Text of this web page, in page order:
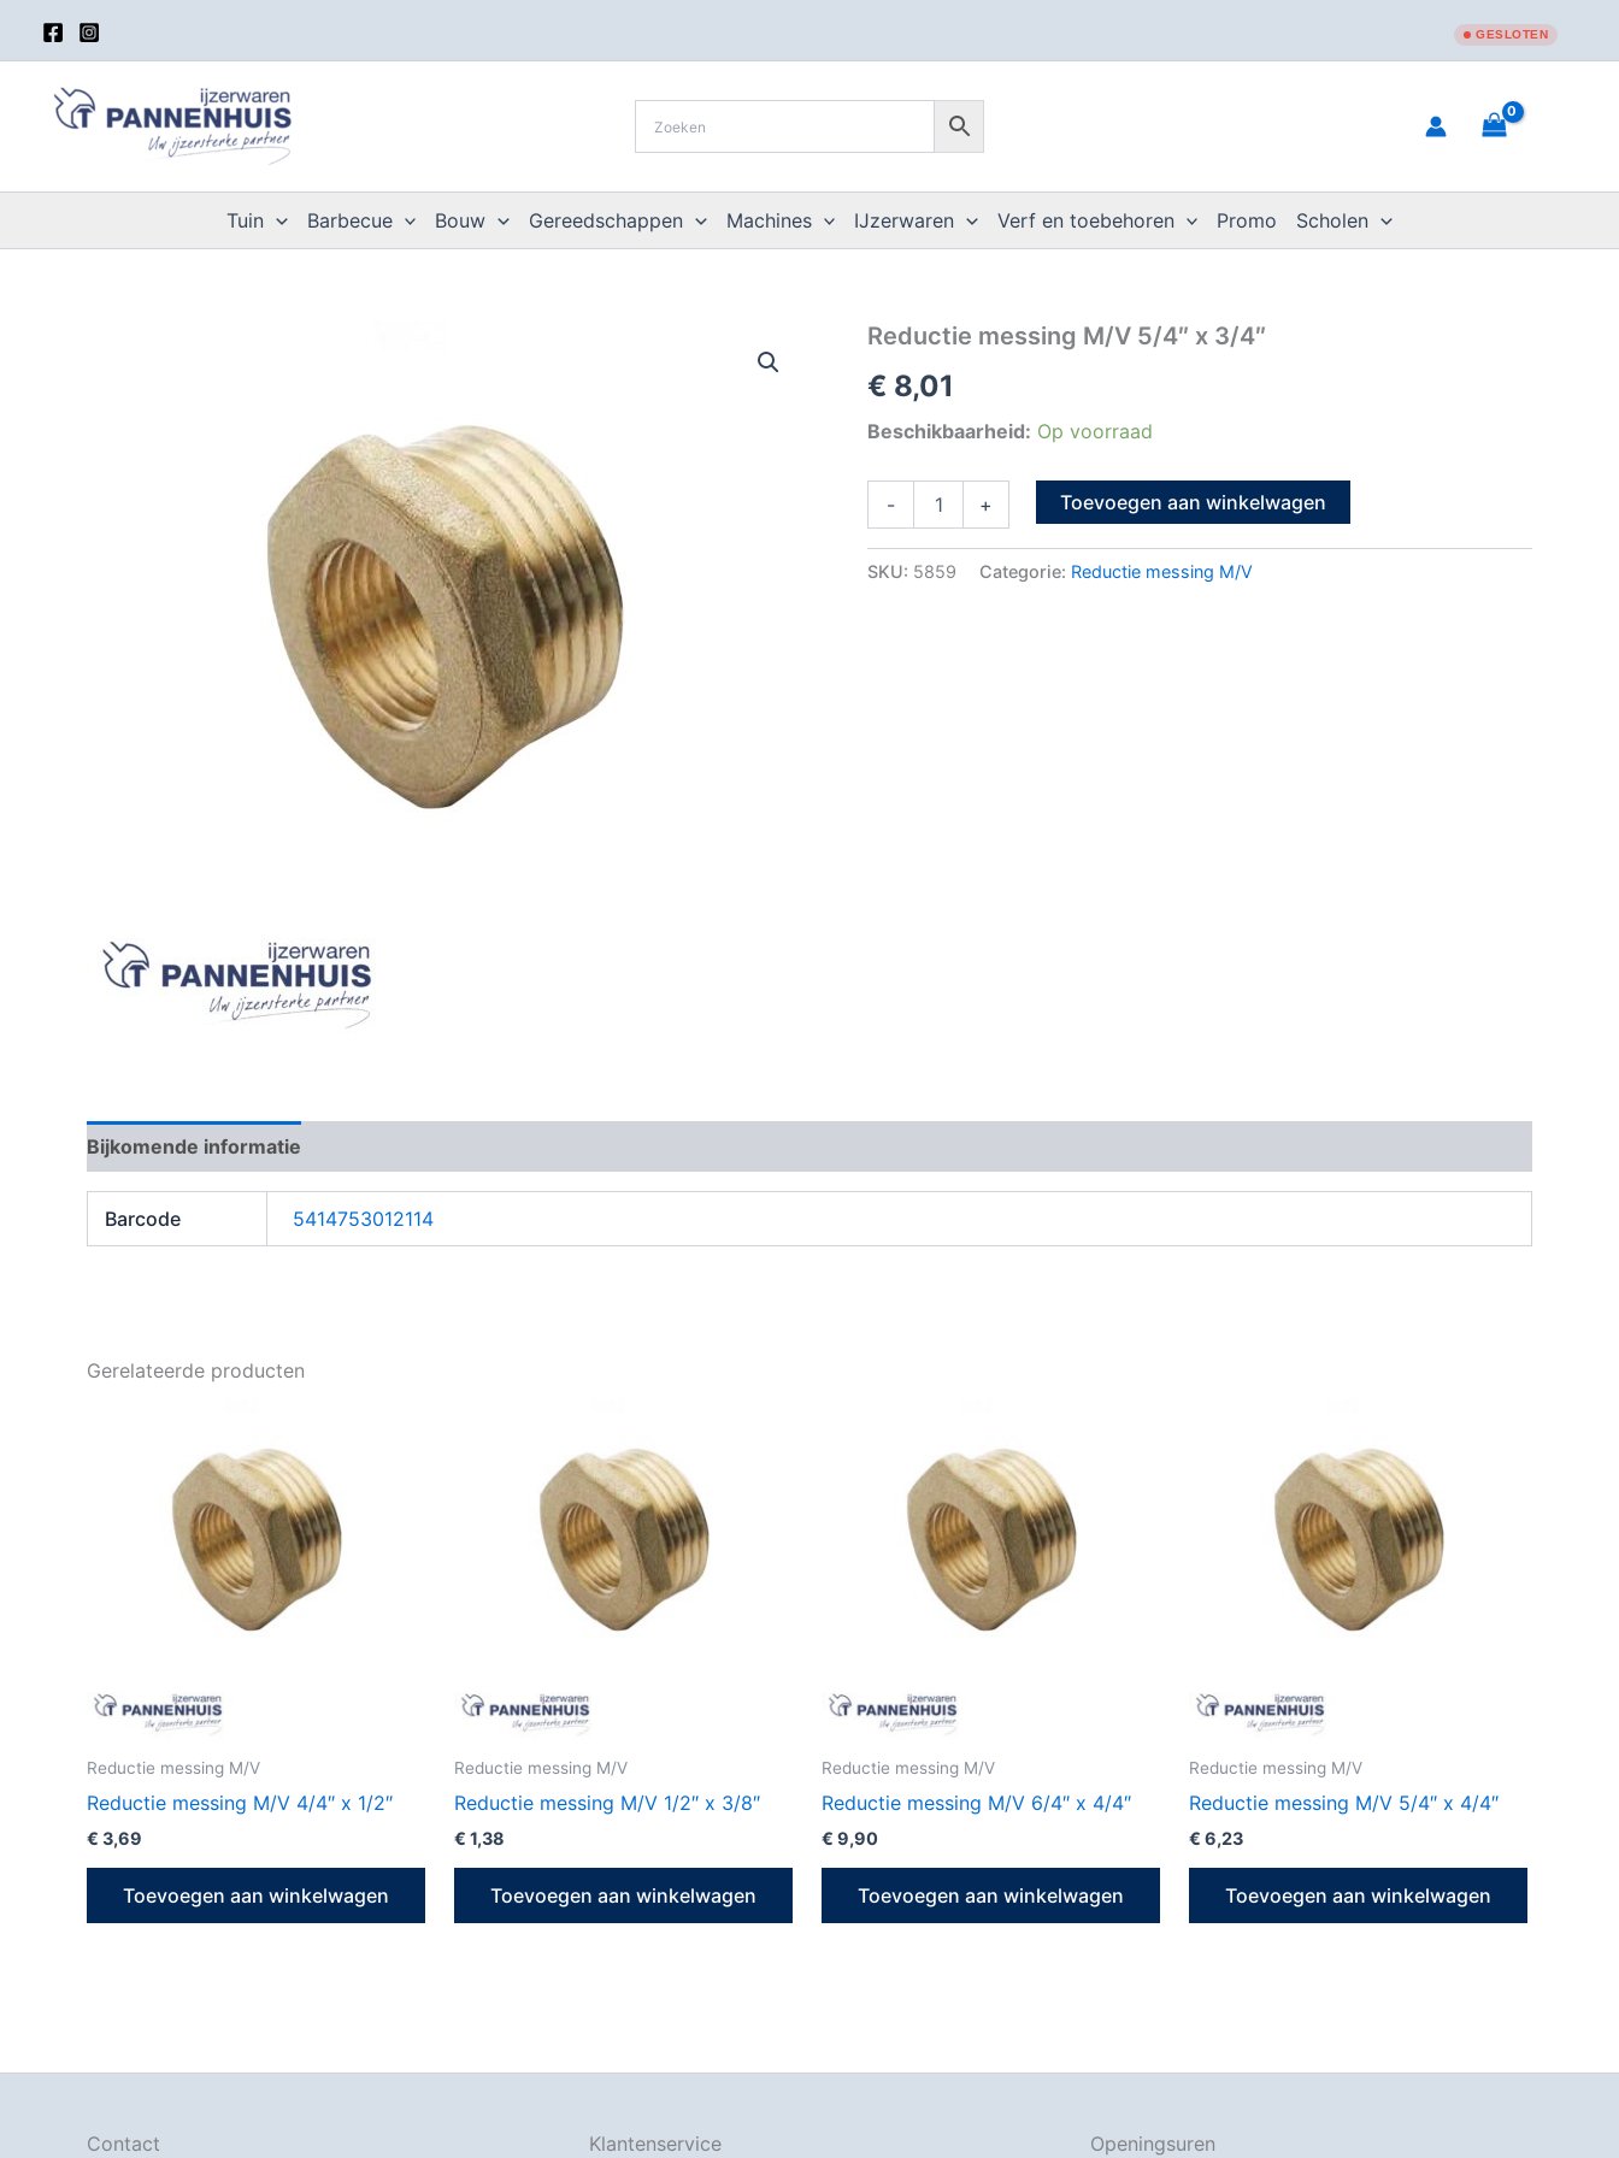
inhoud
GESLOTEN
Tuin Barbecue Bouw Gereedschappen Machines IJzerwaren Verf en toebehoren Promo Scholen
Reductie messing M/V 5/4″ x 3/4″
€ 8,01
Beschikbaarheid: Op voorraad
-
Reductie
M/V
5/4"
x
aantal
+ Toevoegen aan winkelwagen
SKU: 5859 Categorie: Reductie messing M/V
Bijkomende informatie
Barcode 5414753012114
Gerelateerde producten
Reductie messing M/V
Reductie messing M/V 4/4″ x 1/2″
€ 3,69
Toevoegen aan winkelwagen
Reductie messing M/V
Reductie messing M/V 1/2″ x 3/8″
€ 1,38
Toevoegen aan winkelwagen
Reductie messing M/V
Reductie messing M/V 6/4″ x 4/4″
€ 9,90
Toevoegen aan winkelwagen
Reductie messing M/V
Reductie messing M/V 5/4″ x 4/4″
€ 6,23
Toevoegen aan winkelwagen
Contact Klantenservice Openingsuren